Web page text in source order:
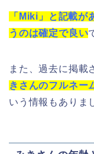
「Miki」と記載が
うのは確定で良い
また、過去に掲載
きさんのフルネ
いう情報もありま